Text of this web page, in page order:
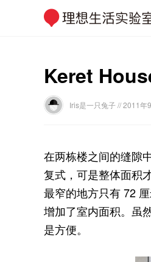
Keret
Iris是一只兔子// 2011年
在两栋楼之间的缝隙
复式，可是整体面积
最窄的地方只有 72
增加了室内面积。虽
是方便。